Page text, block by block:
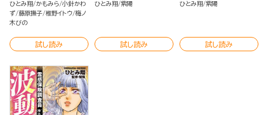
ひとみ翔 かもみら 小針かわ
ず 藤原撫子 椎野イトウ 梅ノ
木びの
試し読み
ひとみ翔 紫陽
試し読み
ひとみ翔 紫陽
試し読み